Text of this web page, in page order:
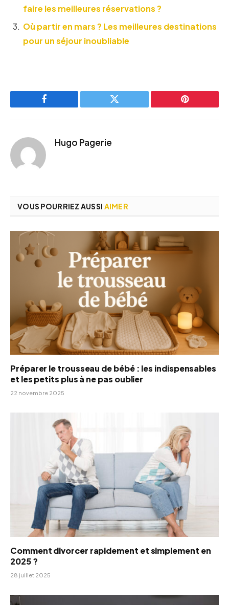
faire les meilleures réservations ?
Où partir en mars ? Les meilleures destinations
pour un séjour inoubliable
Facebook Twitter Pinterest
Hugo Pagerie
VOUS POURRIEZ AUSSI AIMER
Préparer le trousseau de bébé : les indispensables
et les petits plus à ne pas oublier
22 novembre 2025
Comment divorcer rapidement et simplement en
2025 ?
28 juillet 2025